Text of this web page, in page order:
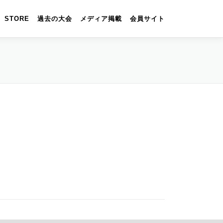
STORE 過去の大会 メディア掲載 会員サイト